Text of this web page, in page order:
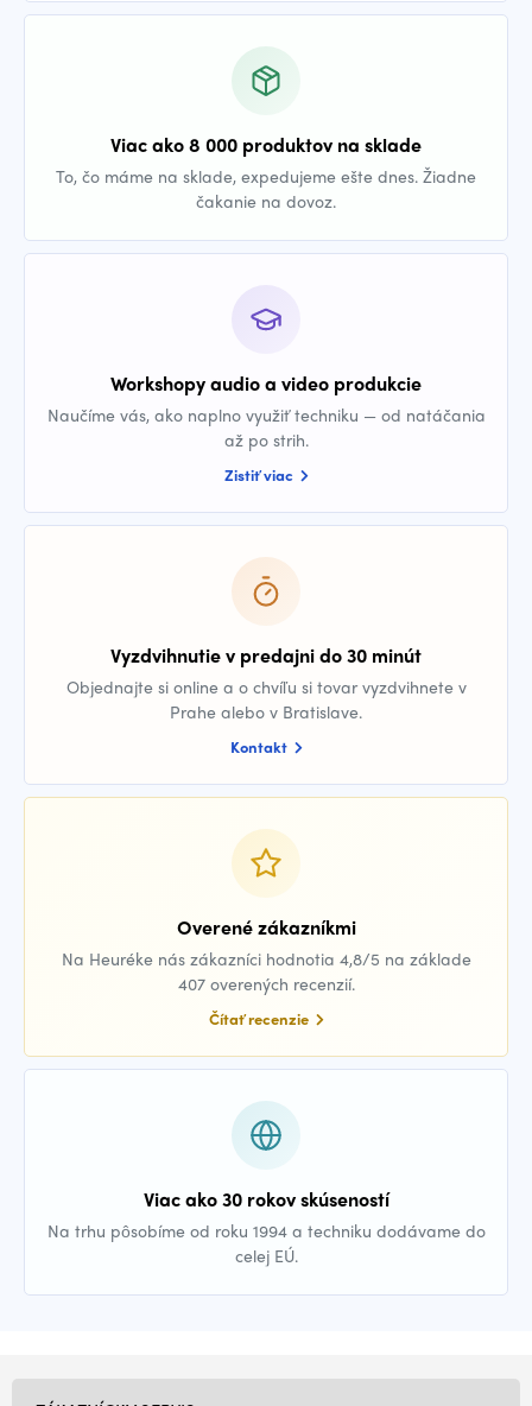
Viac ako 8 000 produktov na sklade
To, čo máme na sklade, expedujeme ešte dnes. Žiadne
čakanie na dovoz.
Workshopy audio a video produkcie
Naučíme vás, ako naplno využiť techniku — od natáčania
až po strih.
Zistiť viac
Vyzdvihnutie v predajni do 30 minút
Objednajte si online a o chvíľu si tovar vyzdvihnete v
Prahe alebo v Bratislave.
Kontakt
Overené zákazníkmi
Na Heuréke nás zákazníci hodnotia 4,8/5 na základe
407 overených recenzií.
Čítať recenzie
Viac ako 30 rokov skúseností
Na trhu pôsobíme od roku 1994 a techniku dodávame do
celej EÚ.